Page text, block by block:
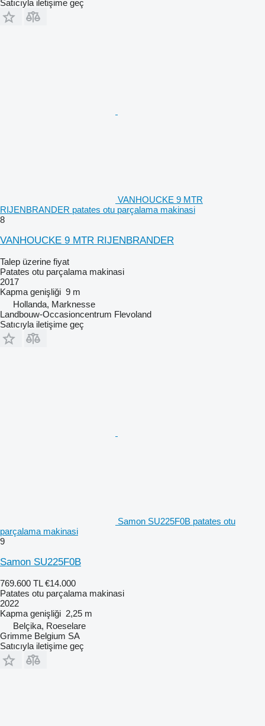
Satıcıyla iletişime geç
VANHOUCKE 9 MTR
RIJENBRANDER patates otu parçalama makinasi
8
VANHOUCKE 9 MTR RIJENBRANDER
Talep üzerine fiyat
Patates otu parçalama makinasi
2017
Kapma genişliği 9 m
Hollanda, Marknesse
Landbouw-Occasioncentrum Flevoland
Satıcıyla iletişime geç
Samon SU225F0B patates otu
parçalama makinasi
9
Samon SU225F0B
769.600 TL €14.000
Patates otu parçalama makinasi
2022
Kapma genişliği 2,25 m
Belçika, Roeselare
Grimme Belgium SA
Satıcıyla iletişime geç